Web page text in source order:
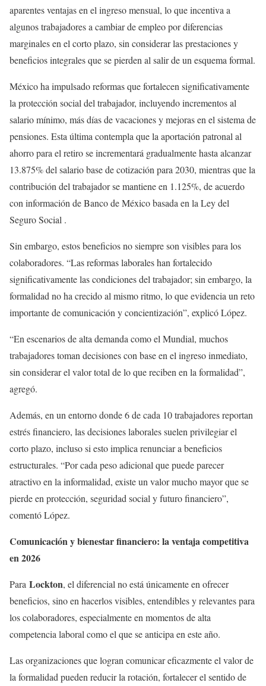
aparentes ventajas en el ingreso mensual, lo que incentiva a
algunos trabajadores a cambiar de empleo por diferencias
marginales en el corto plazo, sin considerar las prestaciones y
beneficios integrales que se pierden al salir de un esquema formal.
México ha impulsado reformas que fortalecen significativamente
la protección social del trabajador, incluyendo incrementos al
salario mínimo, más días de vacaciones y mejoras en el sistema de
pensiones. Esta última contempla que la aportación patronal al
ahorro para el retiro se incrementará gradualmente hasta alcanzar
13.875% del salario base de cotización para 2030, mientras que la
contribución del trabajador se mantiene en 1.125%, de acuerdo
con información de Banco de México basada en la Ley del
Seguro Social .
Sin embargo, estos beneficios no siempre son visibles para los
colaboradores. “Las reformas laborales han fortalecido
significativamente las condiciones del trabajador; sin embargo, la
formalidad no ha crecido al mismo ritmo, lo que evidencia un reto
importante de comunicación y concientización”, explicó López.
“En escenarios de alta demanda como el Mundial, muchos
trabajadores toman decisiones con base en el ingreso inmediato,
sin considerar el valor total de lo que reciben en la formalidad”,
agregó.
Además, en un entorno donde 6 de cada 10 trabajadores reportan
estrés financiero, las decisiones laborales suelen privilegiar el
corto plazo, incluso si esto implica renunciar a beneficios
estructurales. “Por cada peso adicional que puede parecer
atractivo en la informalidad, existe un valor mucho mayor que se
pierde en protección, seguridad social y futuro financiero”,
comentó López.
Comunicación y bienestar financiero: la ventaja competitiva
en 2026
Para Lockton, el diferencial no está únicamente en ofrecer
beneficios, sino en hacerlos visibles, entendibles y relevantes para
los colaboradores, especialmente en momentos de alta
competencia laboral como el que se anticipa en este año.
Las organizaciones que logran comunicar eficazmente el valor de
la formalidad pueden reducir la rotación, fortalecer el sentido de